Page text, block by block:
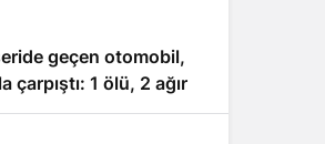
geçen otomobil,
çarpıştı: 1 ölü, 2 ağır